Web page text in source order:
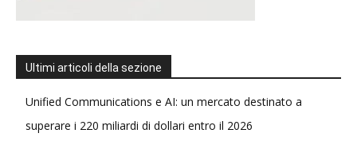
Ultimi articoli della sezione
Unified Communications e AI: un mercato destinato a
superare i 220 miliardi di dollari entro il 2026